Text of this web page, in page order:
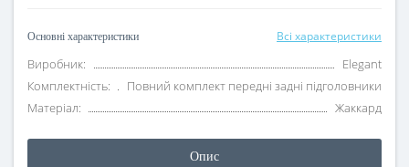
Основні характеристики Всі характеристики
Виробник:
Elegant
Комплектність:
Повний комплект передні задні підголовники
Матеріал:
Жаккард
Опис